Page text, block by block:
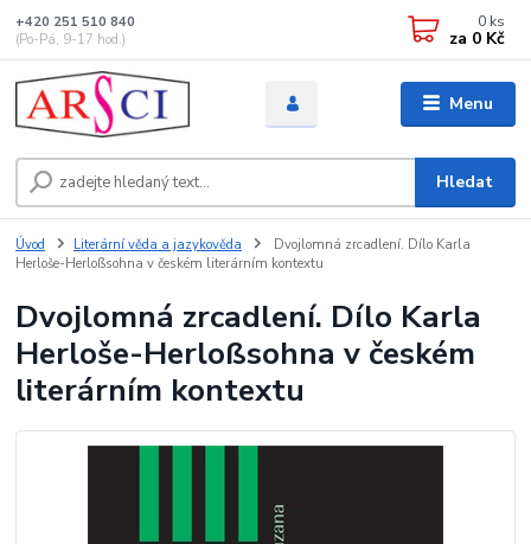
Menu
Hledat
+420 251 510 840
(Po-Pá, 9-17 hod.)
0 ks
za 0 Kč
Úvod Literární věda a jazykověda
Dvojlomná zrcadlení. Dílo Karla
Herloše-Herloßsohna v českém literárním kontextu
Dvojlomná zrcadlení. Dílo Karla
Herloše-Herloßsohna v českém
literárním kontextu